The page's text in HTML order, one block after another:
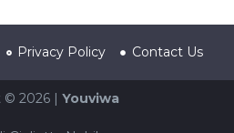
Privacy Policy Contact Us
© 2026 | Youviwa